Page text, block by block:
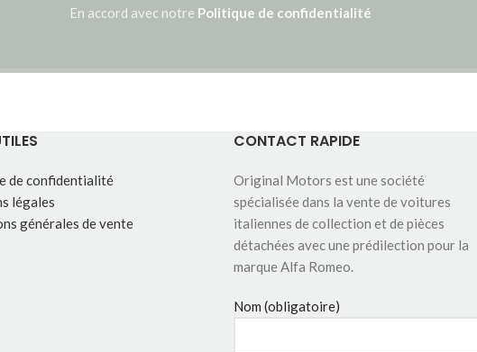
En accord avec notre Politique de confidentialité
de confidentialité
légales
générales de vente
CONTACT RAPIDE
Original Motors est une société
spécialisée dans la vente de voitures
italiennes de collection et de pièces
détachées avec une prédilection pour la
marque Alfa Romeo.
Nom (obligatoire)